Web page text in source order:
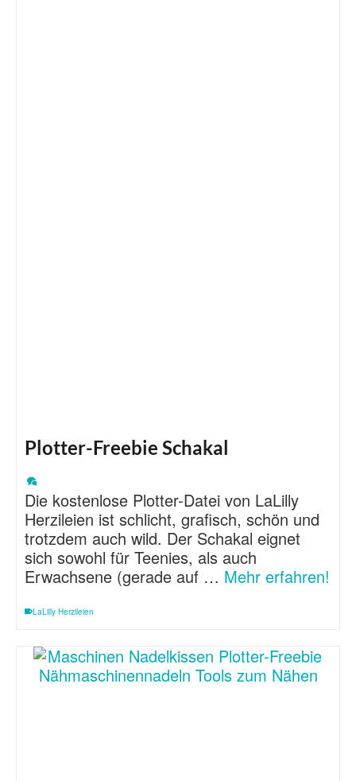
Plotter-Freebie Schakal
Die kostenlose Plotter-Datei von LaLilly
Herzileien ist schlicht, grafisch, schön und
trotzdem auch wild. Der Schakal eignet
sich sowohl für Teenies, als auch
Erwachsene (gerade auf … Mehr erfahren!
LaLilly Herzileien